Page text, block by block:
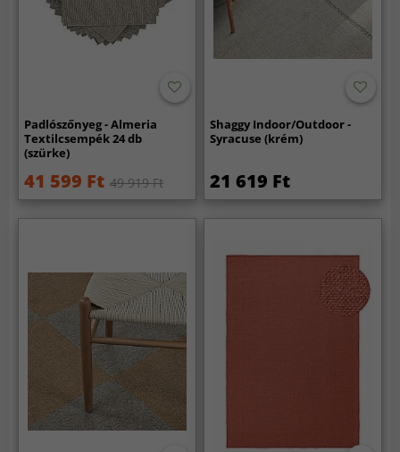
Padlószőnyeg - Almeria
Textilcsempék 24 db
(szürke)
41 599 Ft 49 919 Ft
Shaggy Indoor/Outdoor -
Syracuse (krém)
21 619 Ft